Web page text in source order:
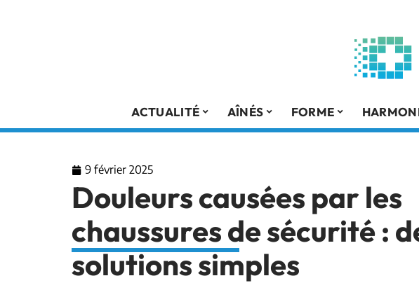
ACTUALITÉ AÎNÉS FORME
9 février 2025
Douleurs causées par les
chaussures de sécurité :
solutions simples